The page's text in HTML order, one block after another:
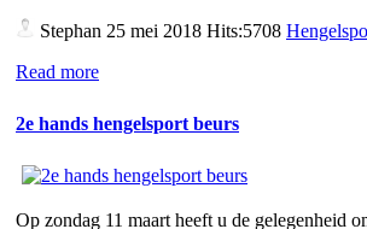
Stephan 25 mei 2018 Hits:5708
Read more
2e hands hengelsport beurs
Op zondag 11 maart heeft u de gelegenheid